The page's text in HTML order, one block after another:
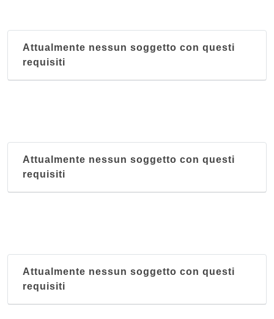
Attualmente nessun soggetto con questi
requisiti
Attualmente nessun soggetto con questi
requisiti
Attualmente nessun soggetto con questi
requisiti